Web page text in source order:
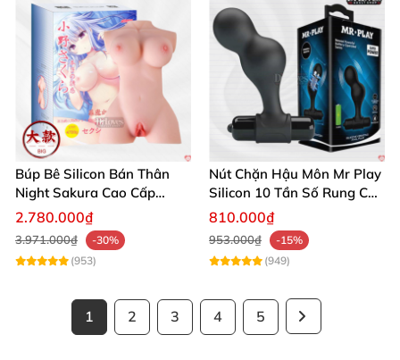
Búp Bê Silicon Bán Thân
Night Sakura Cao Cấp
Rung Đa Chức Năng
2.780.000₫
3.971.000₫
-30%
(953)
Nút Chặn Hậu Môn Mr Play
Silicon 10 Tần Số Rung Cao
Cấp
810.000₫
953.000₫
-15%
(949)
1 2 3 4 5